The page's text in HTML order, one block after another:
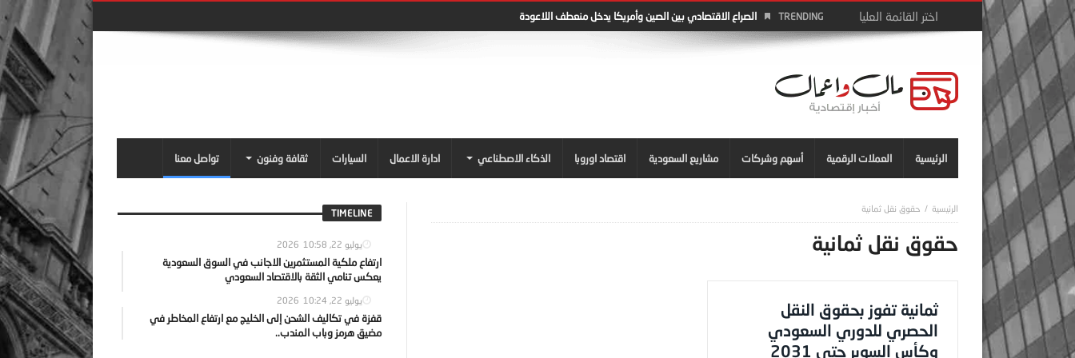
TRENDING الصراع الاقتصادي بين الصين وأمريكا يدخل منعطف اللاعودة
الرئيسية العملات الرقمية أسهم وشركات مشاريع السعودية اقتصاد اوروبا الذكاء الاصطناعي ادارة الاعمال السيارات ثقافة وفنون تواصل معنا
حقوق نقل ثمانية
حقوق نقل ثمانية
ثمانية تفوز بحقوق النقل
الحصري للدوري السعودي
وكأس السوبر حتى 2031
TIMELINE
يوليو 22, 2026 10:58
ارتفاع ملكية المستثمرين الاجانب في السوق السعودية
يعكس تنامي الثقة بالاقتصاد السعودي
يوليو 22, 2026 10:24
قفزة في تكاليف الشحن إلى الخليج مع ارتفاع المخاطر في
مضيق هرمز وباب المندب..